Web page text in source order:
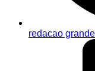
redacao